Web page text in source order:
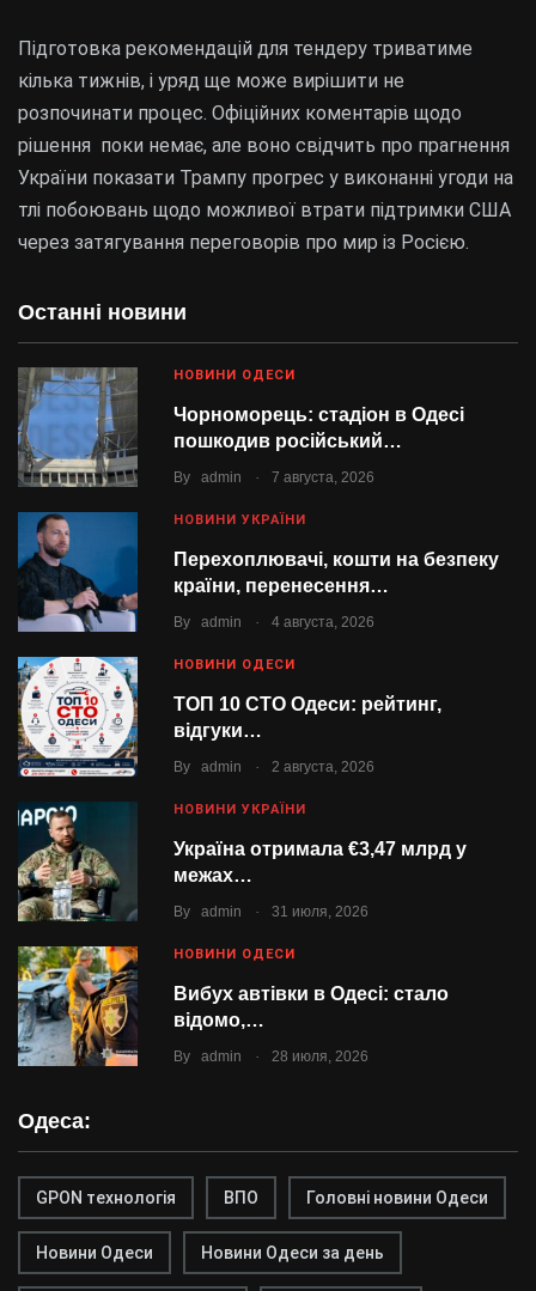
Останні новини
НОВИНИ ОДЕСИ
Чорноморець: стадіон в Одесі
пошкодив російський…
By admin . 7 августа, 2026
НОВИНИ УКРАЇНИ
Перехоплювачі, кошти на безпеку
країни, перенесення…
By admin . 4 августа, 2026
НОВИНИ ОДЕСИ
ТОП 10 СТО Одеси: рейтинг,
відгуки…
By admin . 2 августа, 2026
НОВИНИ УКРАЇНИ
Україна отримала €3,47 млрд у
межах…
By admin . 31 июля, 2026
НОВИНИ ОДЕСИ
Вибух автівки в Одесі: стало
відомо,…
By admin . 28 июля, 2026
Одеса:
GPON технологія ВПО Головні новини Одеси
Новини Одеси Новини Одеси за день
Підготовка рекомендацій для тендеру триватиме
кілька тижнів, і уряд ще може вирішити не
розпочинати процес. Офіційних коментарів щодо
рішення поки немає, але воно свідчить про прагнення
України показати Трампу прогрес у виконанні угоди на
тлі побоювань щодо можливої втрати підтримки США
через затягування переговорів про мир із Росією.